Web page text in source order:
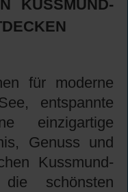
KUSSMUND-
für moderne
entspannte
einzigartige
Genuss und
Kussmund-
schönsten